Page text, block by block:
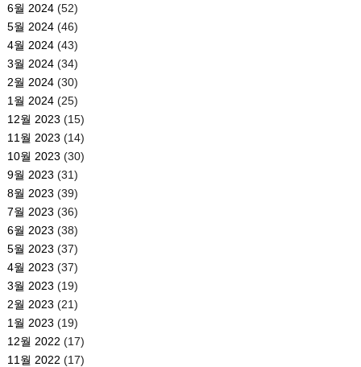
6월 2024(52)
5월 2024(46)
4월 2024(43)
3월 2024(34)
2월 2024(30)
1월 2024(25)
12월 2023 (15)
11월 2023 (14)
10월 2023 (30)
9월 2023 (31)
8월 2023 (39)
7월 2023 (36)
6월 2023 (38)
5월 2023 (37)
4월 2023 (37)
3월 2023 (19)
2월 2023 (21)
1월 2023 (19)
12월 2022 (17)
11월 2022 (17)